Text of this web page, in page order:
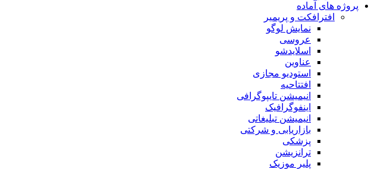
پروژه های آماده
افترافکت و پریمیر
نمایش لوگو
عروسی
اسلایدشو
عناوین
استودیو مجازی
افتتاحیه
انیمیشن تایپوگرافی
اینفوگرافیک
انیمیشن تبلیغاتی
بازاریابی و شرکتی
پزشکی
ترانزیشن
پلیر موزیک